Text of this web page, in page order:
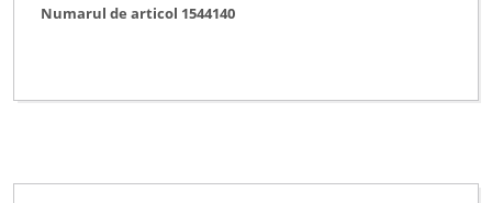
Numarul de articol 1544140